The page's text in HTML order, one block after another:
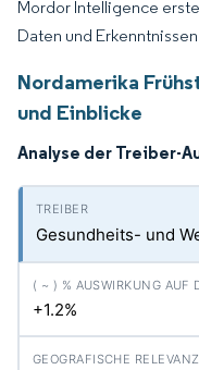
Mordor Intelligence
Daten und
Nordamerika
und Einblicke
Analyse der Treiber-
Gesundheits- und
+1.2%